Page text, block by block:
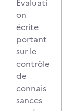
Évaluati
on
écrite
portant
sur le
contrôle
de
connais
sances